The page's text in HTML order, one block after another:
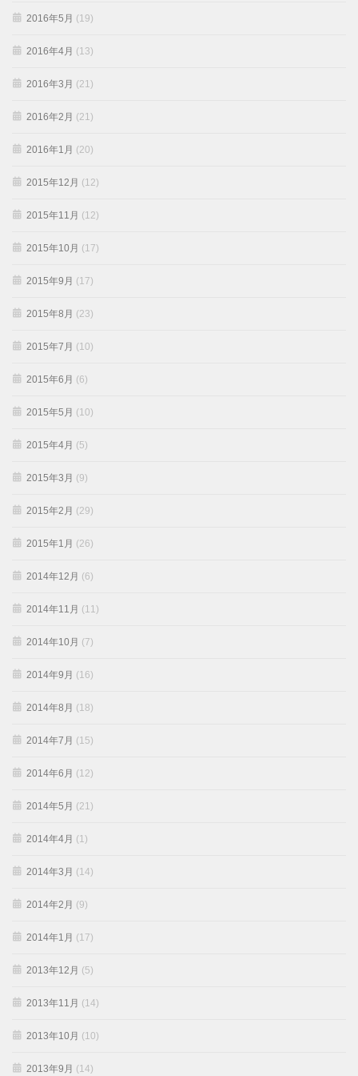
2016年5月 (19)
2016年4月 (13)
2016年3月 (21)
2016年2月 (21)
2016年1月 (20)
2015年12月 (12)
2015年11月 (12)
2015年10月 (17)
2015年9月 (17)
2015年8月 (23)
2015年7月 (10)
2015年6月 (6)
2015年5月 (10)
2015年4月 (5)
2015年3月 (9)
2015年2月 (29)
2015年1月 (26)
2014年12月 (6)
2014年11月 (11)
2014年10月 (7)
2014年9月 (16)
2014年8月 (18)
2014年7月 (15)
2014年6月 (12)
2014年5月 (21)
2014年4月 (1)
2014年3月 (14)
2014年2月 (9)
2014年1月 (17)
2013年12月 (5)
2013年11月 (14)
2013年10月 (10)
2013年9月 (14)